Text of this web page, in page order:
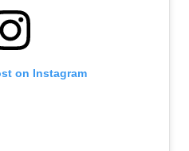
on Instagram